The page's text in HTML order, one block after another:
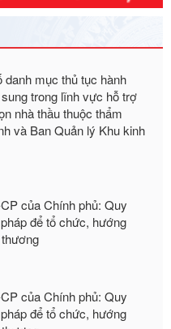
mục thủ tục hành
trong lĩnh vực hỗ trợ
nhà thầu thuộc thẩm
và Ban Quản lý Khu kinh
của Chính phủ: Quy
để tổ chức, hướng
của Chính phủ: Quy
để tổ chức, hướng